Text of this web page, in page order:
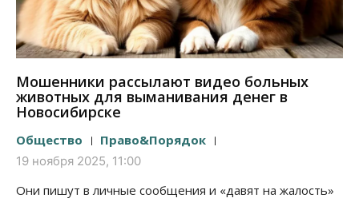
Мошенники рассылают видео больных
животных для выманивания денег в
Новосибирске
Общество Право&Порядок
19 ноября 2025, 11:00
Они пишут в личные сообщения и «давят на жалость»